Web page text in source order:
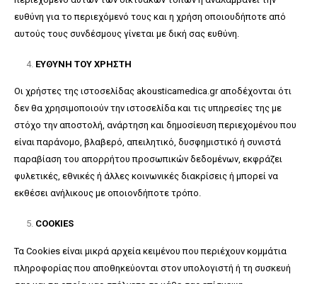
ευθύνη για το περιεχόμενό τους και η χρήση οποιουδήποτε από
αυτούς τους συνδέσμους γίνεται με δική σας ευθύνη.
ΕΥΘΥΝΗ ΤΟΥ ΧΡΗΣΤΗ
Οι χρήστες της ιστοσελίδας akousticamedica.gr αποδέχονται ότι
δεν θα χρησιμοποιούν την ιστοσελίδα και τις υπηρεσίες της με
στόχο την αποστολή, ανάρτηση και δημοσίευση περιεχομένου που
είναι παράνομο, βλαβερό, απειλητικό, δυσφημιστικό ή συνιστά
παραβίαση του απορρήτου προσωπικών δεδομένων, εκφράζει
φυλετικές, εθνικές ή άλλες κοινωνικές διακρίσεις ή μπορεί να
εκθέσει ανήλικους με οποιονδήποτε τρόπο.
COOKIES
Τα Cookies είναι μικρά αρχεία κειμένου που περιέχουν κομμάτια
πληροφορίας που αποθηκεύονται στον υπολογιστή ή τη συσκευή